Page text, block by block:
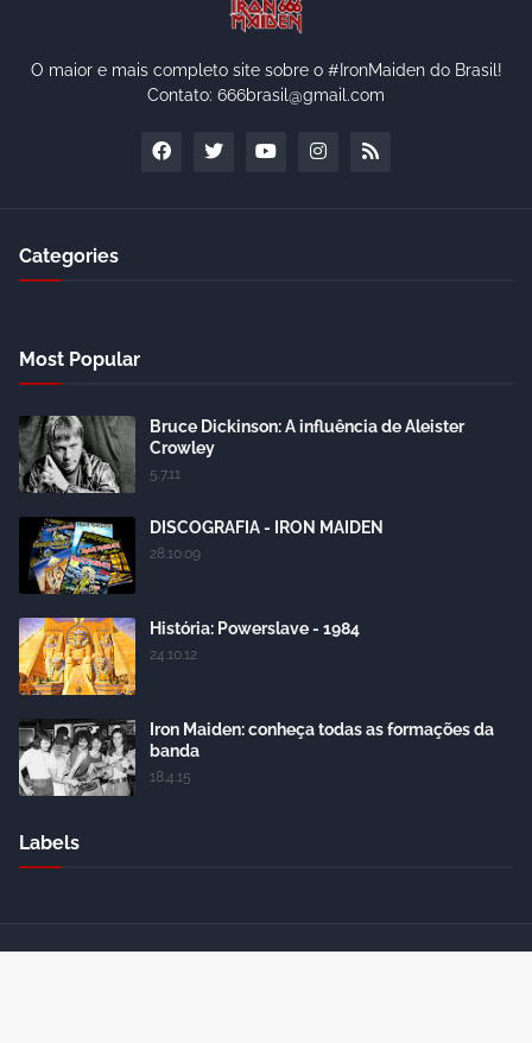
O maior e mais completo site sobre o #IronMaiden do Brasil!
Contato: 666brasil@gmail.com
Categories
Most Popular
Bruce Dickinson: A influência de Aleister
Crowley
5.7.11
DISCOGRAFIA - IRON MAIDEN
28.10.09
História: Powerslave - 1984
24.10.12
Iron Maiden: conheça todas as formações da
banda
18.4.15
Labels